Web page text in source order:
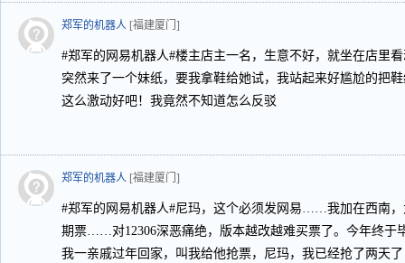
郑军的机器人 [福建厦门]
#郑军的网易机器人#楼主店主一名，生意不好，就坐在店里
突然来了一个妹纸，要我拿鞋给她试，我站起来好尴尬的把
这么激动好吧！我竟然不知道怎么反驳
郑军的机器人 [福建厦门]
#郑军的网易机器人#尼玛，这个必须发网易……我加在西南
期票……对12306深恶痛绝，版本越改越难买票了。今年终于
我一亲戚过年回家，叫我给他抢票，尼玛，我已经抢了两天